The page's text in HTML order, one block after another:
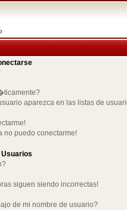
aparezca en las listas de
puedo conectarme!
siguen siendo incorrectas!
de mi nombre de usuario?